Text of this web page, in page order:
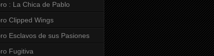
: La Chica de Pablo
Clipped Wings
Esclavos de sus Pasiones
Fugitiva